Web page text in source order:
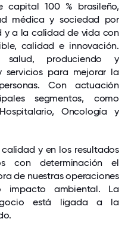
capital 100 % brasileño,
médica y sociedad por
y a la calidad de vida con
calidad e innovación.
produciendo y
servicios para mejorar la
Con actuación
segmentos, como
Oncología y
y en los resultados
con determinación el
de nuestras operaciones
ambiental. La
está ligada a la